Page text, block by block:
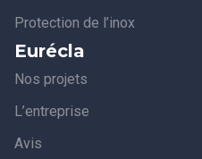
Protection de l’inox
Eurécla
Nos projets
L’entreprise
Avis